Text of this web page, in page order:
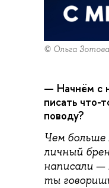
© Ольга
— Начнём с
писать что-
поводу?
Чем
личный
написали —
ты